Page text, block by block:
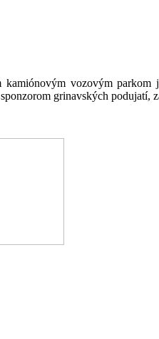
vozovým
grinavských podujatí,